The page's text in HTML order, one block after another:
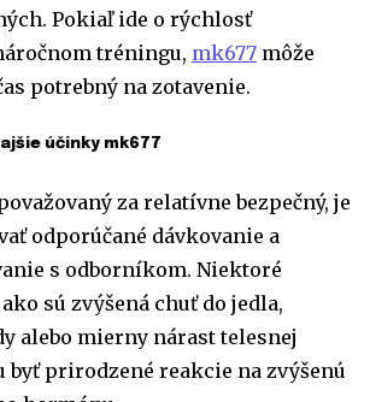
Pokiaľ ide o rýchlosť
tréningu, mk677 môže
potrebný na zotavenie.
účinky mk677
za relatívne bezpečný, je
odporúčané dávkovanie a
s odborníkom. Niektoré
sú zvýšená chuť do jedla,
alebo mierny nárast telesnej
byť prirodzené reakcie na zvýšenú